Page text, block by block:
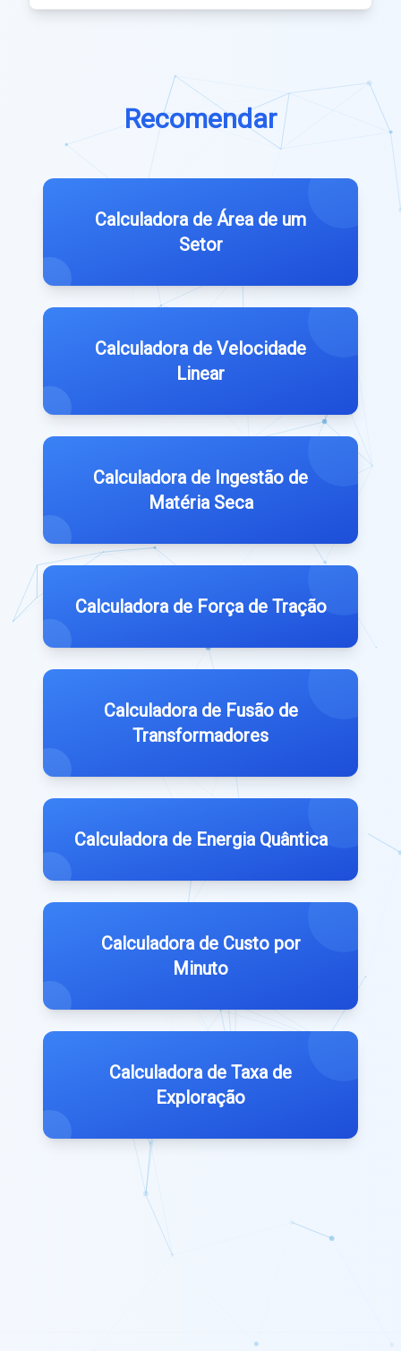
Recomendar
Calculadora de Área de um
Setor
Calculadora de Velocidade
Linear
Calculadora de Ingestão de
Matéria Seca
Calculadora de Força de Tração
Calculadora de Fusão de
Transformadores
Calculadora de Energia Quântica
Calculadora de Custo por
Minuto
Calculadora de Taxa de
Exploração